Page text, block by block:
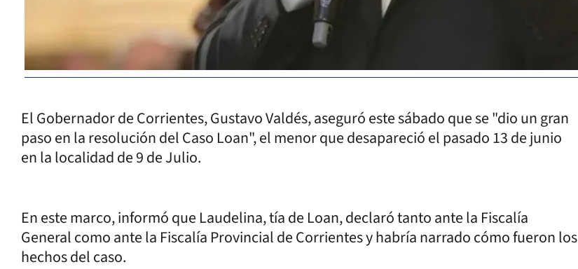
El Gobernador de Corrientes, Gustavo Valdés, aseguró este sábado que se "dio un gran
paso en la resolución del Caso Loan", el menor que desapareció el pasado 13 de junio
en la localidad de 9 de Julio.
En este marco, informó que Laudelina, tía de Loan, declaró tanto ante la Fiscalía
General como ante la Fiscalía Provincial de Corrientes y habría narrado cómo fueron los
hechos del caso.